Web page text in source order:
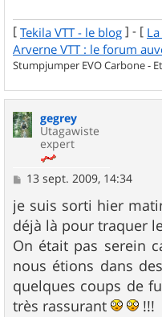
[ Tekila VTT - le blog ] - [
Arverne VTT : le forum
Stumpjumper EVO Carbone -
gegrey
Utagawiste
expert
M
s
s
a
g
e
13 sept. 2009, 14:34
je suis sorti hier
déjà là pour traquer
On était pas serein
nous étions dans
quelques coups de
très rassurant
!!!